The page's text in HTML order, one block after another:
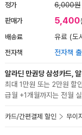
정가 6,000원
판매가 5,400
배송료 유료 (도
전자책 전자책
알라딘 만권당 삼성카드,
최대 1만원 또는 2만원
급월 +1개월까지는 전월
카드/간편결제 할인 무이